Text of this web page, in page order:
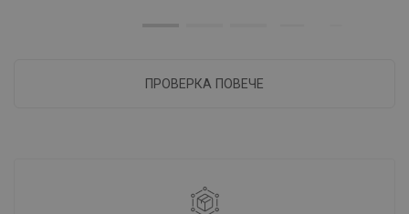
ПРОВЕРКА ПОВЕЧЕ